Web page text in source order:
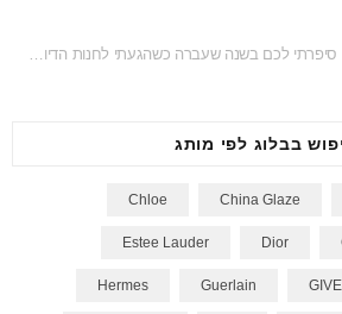
בבלוג לפי מותג
China Glaze
Chloe
Dior
Estee Lauder
Guerlain
Hermes